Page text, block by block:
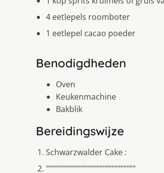
4 eetlepels roomboter
1 eetlepel cacao poeder
Benodigdheden
Oven
Keukenmachine
Bakblik
Bereidingswijze
Schwarzwalder Cake :
""""""""""""""""""""""""""""""